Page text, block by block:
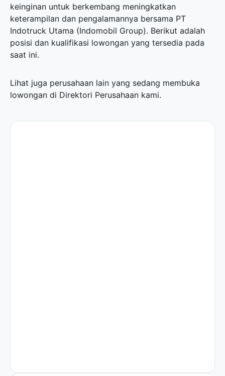
keinginan untuk berkembang meningkatkan
keterampilan dan pengalamannya bersama PT
Indotruck Utama (Indomobil Group). Berikut adalah
posisi dan kualifikasi lowongan yang tersedia pada
saat ini.
Lihat juga perusahaan lain yang sedang membuka
lowongan di Direktori Perusahaan kami.